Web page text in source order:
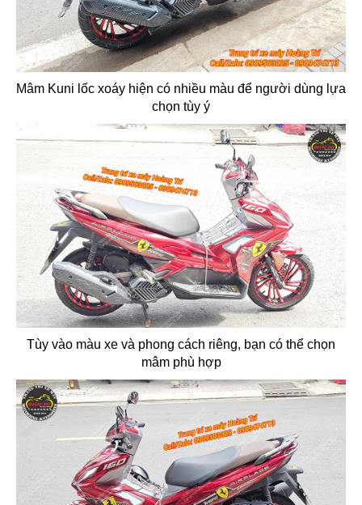
Mâm Kuni lốc xoáy hiện có nhiều màu để người dùng lựa
chọn tùy ý
Tùy vào màu xe và phong cách riêng, bạn có thể chọn
mâm phù hợp